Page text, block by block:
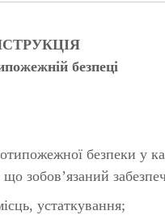
безпеці
безпеки у
що зобов’язаний
устаткування;